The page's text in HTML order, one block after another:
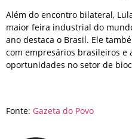
Além do encontro bilateral,
maior feira industrial do
ano destaca o Brasil. Ele
com empresários brasileiros e
oportunidades no setor de
Fonte: Gazeta do Povo